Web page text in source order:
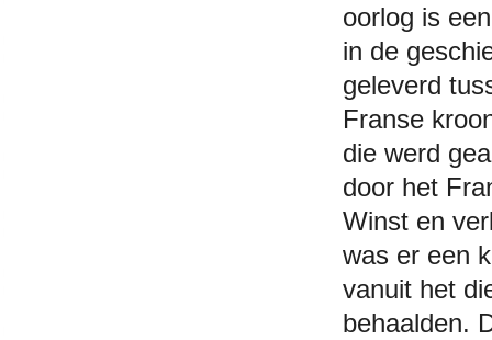
oorlog is
in de
geleverd
Franse
die werd
door het
Winst en
was er een
vanuit het
behaalden.